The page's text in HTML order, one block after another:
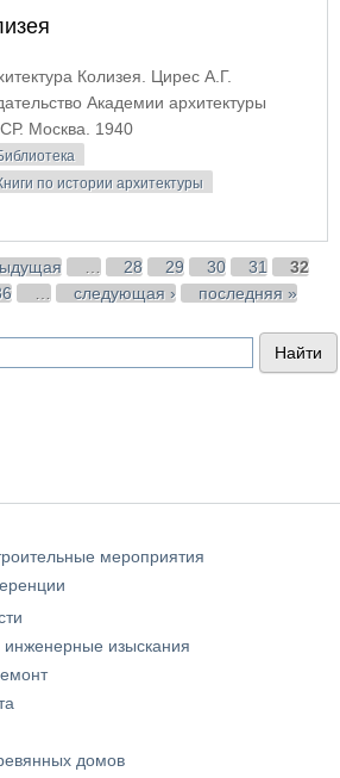
Колизея. Цирес А.Г.
Академии архитектуры
Москва. 1940
по истории архитектуры
28 29 30 31
32
следующая › последняя »
мероприятия
инженерные изыскания
домов